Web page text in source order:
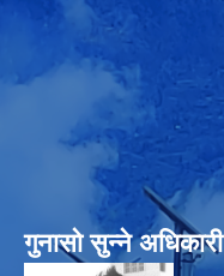
गुनासो सुन्‍ने अधिकारी